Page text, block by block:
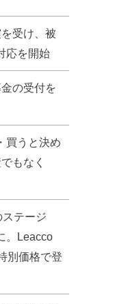
受け、被
応を開始
の受付を
買うと決め
もなく
ステージ
。Leacco
別価格で登